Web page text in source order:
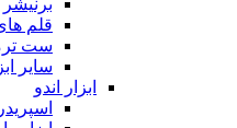
برنیشر
قلم
ست
سایر
ابزار اندو